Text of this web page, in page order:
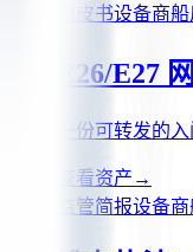
白皮书设备商船
E26/E27
一份可转发的
查看资产 →
监管简报设备商